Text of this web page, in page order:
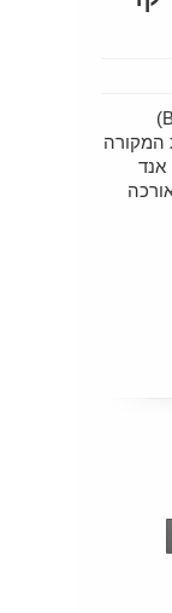
ברלינגטון ארקייד (Burlington Arcade)
המקורה
אנד